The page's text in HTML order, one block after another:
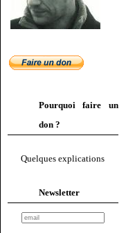
Pourquoi faire un
don ?
Quelques explications
Newsletter